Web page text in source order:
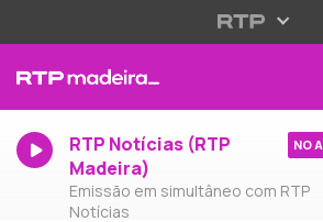
RTP Notícias (RTP
Madeira)
Emissão em simultâneo com RTP
Notícias
NO